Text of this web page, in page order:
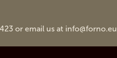
or email us at info@forno.eu